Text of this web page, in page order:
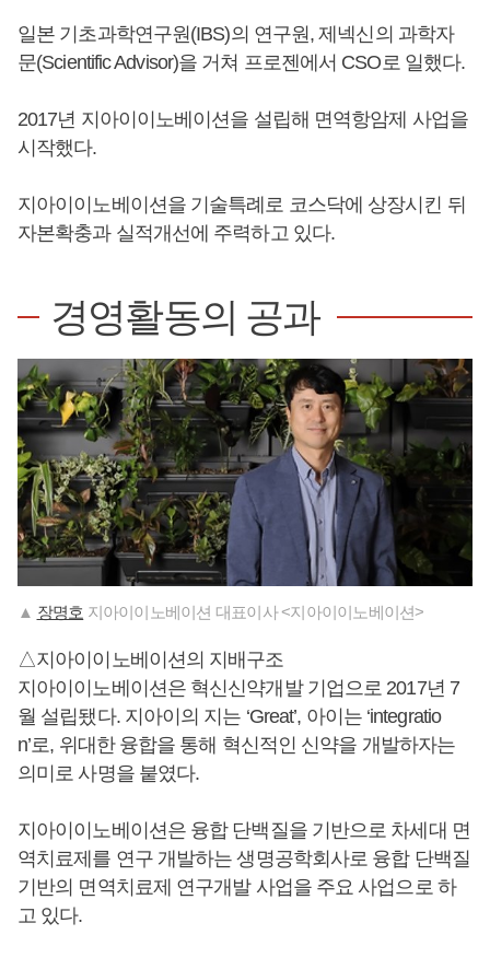
일본 기초과학연구원(IBS)의 연구원, 제넥신의 과학자
문(Scientific Advisor)을 거쳐 프로젠에서 CSO로 일했다.
2017년 지아이이노베이션을 설립해 면역항암제 사업을
시작했다.
지아이이노베이션을 기술특례로 코스닥에 상장시킨 뒤
자본확충과 실적개선에 주력하고 있다.
경영활동의 공과
▲ 장명호 지아이이노베이션 대표이사 <지아이이노베이션>
△지아이이노베이션의 지배구조
지아이이노베이션은 혁신신약개발 기업으로 2017년 7
월 설립됐다. 지아이의 지는 ‘Great’, 아이는 ‘integratio
n’로, 위대한 융합을 통해 혁신적인 신약을 개발하자는
의미로 사명을 붙였다.
지아이이노베이션은 융합 단백질을 기반으로 차세대 면
역치료제를 연구 개발하는 생명공학회사로 융합 단백질
기반의 면역치료제 연구개발 사업을 주요 사업으로 하
고 있다.